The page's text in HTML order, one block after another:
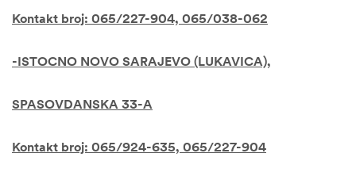
Kontakt broj: 065/227-904, 065/038-062
-ISTOCNO NOVO SARAJEVO (LUKAVICA),
SPASOVDANSKA 33-A
Kontakt broj: 065/924-635, 065/227-904